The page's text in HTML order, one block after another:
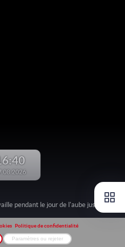
pendant le jour de l'aube jusqu'au
Politique de confidentialité
Paramètres ou rejeter